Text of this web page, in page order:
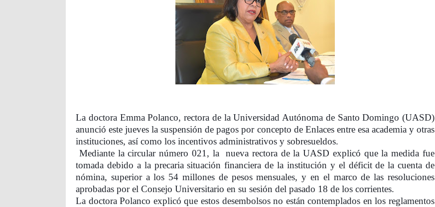
La doctora Emma Polanco, rectora de la Universidad Autónoma de Santo Domingo (UASD)
anunció este jueves la suspensión de pagos por concepto de Enlaces entre esa academia y otras
instituciones, así como los incentivos administrativos y sobresueldos.
Mediante la circular número 021, la nueva rectora de la UASD explicó que la medida fue
tomada debido a la precaria situación financiera de la institución y el déficit de la cuenta de
nómina, superior a los 54 millones de pesos mensuales, y en el marco de las resoluciones
aprobadas por el Consejo Universitario en su sesión del pasado 18 de los corrientes.
La doctora Polanco explicó que estos desembolsos no están contemplados en los reglamentos